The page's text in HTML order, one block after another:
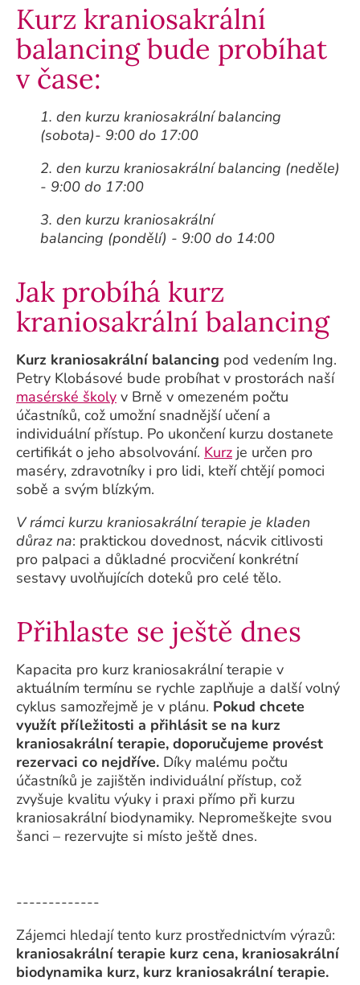
Kurz kraniosakrální
balancing bude probíhat
v čase:
1. den kurzu kraniosakrální balancing
(sobota)- 9:00 do 17:00
2. den kurzu kraniosakrální balancing (neděle)
- 9:00 do 17:00
3. den kurzu kraniosakrální
balancing (pondělí) - 9:00 do 14:00
Jak probíhá kurz
kraniosakrální balancing
Kurz kraniosakrální balancing pod vedením Ing.
Petry Klobásové bude probíhat v prostorách naší
masérské školy v Brně v omezeném počtu
účastníků, což umožní snadnější učení a
individuální přístup. Po ukončení kurzu dostanete
certifikát o jeho absolvování. Kurz je určen pro
maséry, zdravotníky i pro lidi, kteří chtějí pomoci
sobě a svým blízkým.
V rámci kurzu kraniosakrální terapie je kladen
důraz na: praktickou dovednost, nácvik citlivosti
pro palpaci a důkladné procvičení konkrétní
sestavy uvolňujících doteků pro celé tělo.
Přihlaste se ještě dnes
Kapacita pro kurz kraniosakrální terapie v
aktuálním termínu se rychle zaplňuje a další volný
cyklus samozřejmě je v plánu. Pokud chcete
využít příležitosti a přihlásit se na kurz
kraniosakrální terapie, doporučujeme provést
rezervaci co nejdříve. Díky malému počtu
účastníků je zajištěn individuální přístup, což
zvyšuje kvalitu výuky i praxi přímo při kurzu
kraniosakrální biodynamiky. Nepromeškejte svou
šanci – rezervujte si místo ještě dnes.
-------------
Zájemci hledají tento kurz prostřednictvím výrazů:
kraniosakrální terapie kurz cena, kraniosakrální
biodynamika kurz, kurz kraniosakrální terapie.